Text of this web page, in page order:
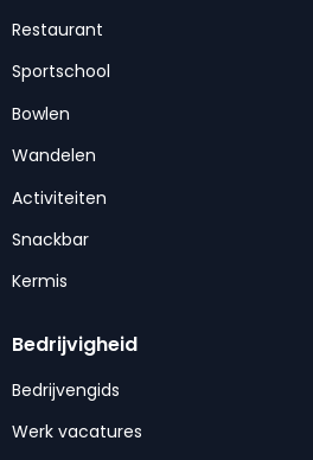
Restaurant
Sportschool
Bowlen
Wandelen
Activiteiten
Snackbar
Kermis
Bedrijvigheid
Bedrijvengids
Werk vacatures